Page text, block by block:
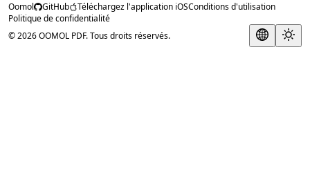
Oomol GitHub Téléchargez l'application iOSConditions d'utilisation
Politique de confidentialité
© 2026 OOMOL PDF. Tous droits réservés.